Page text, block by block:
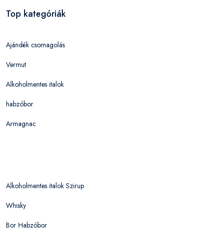
Top kategóriák
Ajándék csomagolás
Vermut
Alkoholmentes italok
habzóbor
Armagnac
Alkoholmentes italok Szirup
Whisky
Bor Habzóbor